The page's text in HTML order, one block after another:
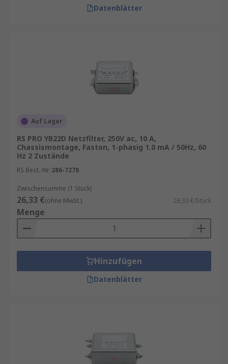
Datenblätter
Auf Lager
RS PRO YB22D Netzfilter, 250V ac, 10 A,
Chassismontage, Faston, 1-phasig 1.0 mA / 50Hz, 60
Hz 2 Zustände
RS Best.-Nr. 286-7278
Zwischensumme (1 Stück)
26,33 €(ohne MwSt.) 26,33 €/Stück
Menge
Hinzufügen
Datenblätter